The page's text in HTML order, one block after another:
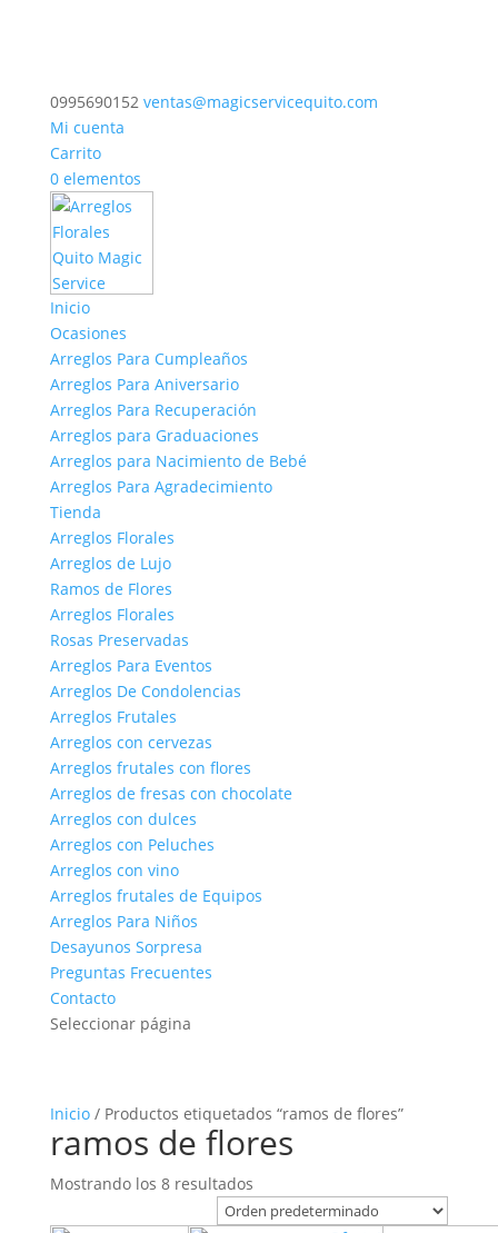
0995690152 ventas@magicservicequito.com
Mi cuenta
Carrito
0 elementos
Inicio
Ocasiones
Arreglos Para Cumpleaños
Arreglos Para Aniversario
Arreglos Para Recuperación
Arreglos para Graduaciones
Arreglos para Nacimiento de Bebé
Arreglos Para Agradecimiento
Tienda
Arreglos Florales
Arreglos de Lujo
Ramos de Flores
Arreglos Florales
Rosas Preservadas
Arreglos Para Eventos
Arreglos De Condolencias
Arreglos Frutales
Arreglos con cervezas
Arreglos frutales con flores
Arreglos de fresas con chocolate
Arreglos con dulces
Arreglos con Peluches
Arreglos con vino
Arreglos frutales de Equipos
Arreglos Para Niños
Desayunos Sorpresa
Preguntas Frecuentes
Contacto
Seleccionar página
Inicio/ Productos etiquetados “ramos de flores”
ramos de flores
Mostrando los 8 resultados